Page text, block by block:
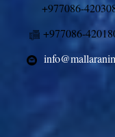
+977086-